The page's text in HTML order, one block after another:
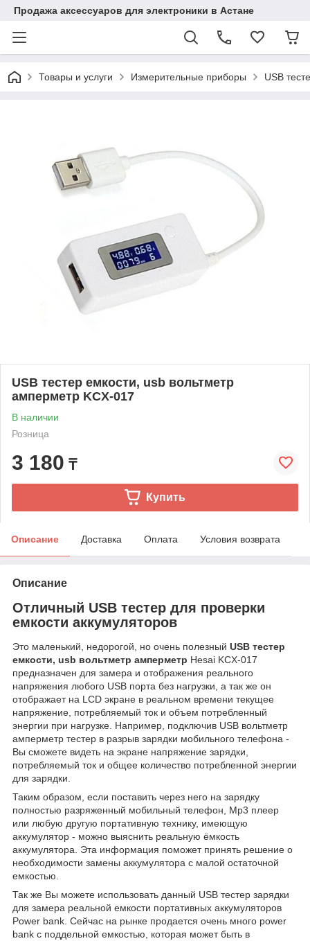
Продажа аксессуаров для электроники в Астане
Товары и услуги Измерительные приборы USB
USB тестер емкости, usb вольтметр
амперметр KCX-017
В наличии
Розница
3 180 ₸
Купить
Описание Доставка Оплата Условия возврата
Описание
Отличный USB тестер для проверки
емкости аккумуляторов
Это маленький, недорогой, но очень полезный USB тестер
емкости, usb вольтметр амперметр Hesai KCX-017
предназначен для замера и отображения реального
напряжения любого USB порта без нагрузки, а так же он
отображает на LCD экране в реальном времени текущее
напряжение, потребляемый ток и объем потребленный
энергии при нагрузке. Например, подключив USB вольтметр
амперметр тестер в разрыв зарядки мобильного телефона -
Вы сможете видеть на экране напряжение зарядки,
потребляемый ток и общее количество потребленной энергии
для зарядки.
Таким образом, если поставить через него на зарядку
полностью разряженный мобильный телефон, Mp3 плеер
или любую другую портативную технику, имеющую
аккумулятор - можно выяснить реальную ёмкость
аккумулятора. Эта информация поможет принять решение о
необходимости замены аккумулятора с малой остаточной
емкостью.
Так же Вы можете использовать данный USB тестер зарядки
для замера реальной емкости портативных аккумуляторов
Power bank. Сейчас на рынке продается очень много power
bank с поддельной емкостью, которая может быть в